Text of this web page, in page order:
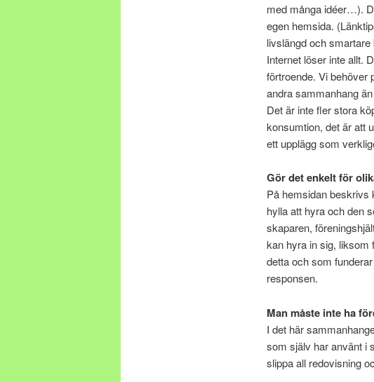
med många idéer…).
egen hemsida.
livslängd och smartare
Internet löser inte allt.
förtroende. Vi behöver
andra sammanhang
Det är inte fler stora
konsumtion, det är att
ett upplägg som
Gör det enkelt för
På hemsidan beskrivs
hylla att hyra och den
skaparen,
kan hyra in sig, liksom
detta och som
responsen.
Man måste inte ha
I det här
som själv har använt i
slippa all redovisning